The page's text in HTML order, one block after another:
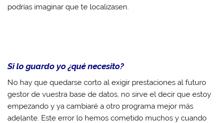
podrías imaginar que te localizasen.
Si lo guardo yo ¿qué necesito?
No hay que quedarse corto al exigir prestaciones al futuro
gestor de vuestra base de datos, no sirve el decir que estoy
empezando y ya cambiaré a otro programa mejor más
adelante. Este error lo hemos cometido muchos y cuando